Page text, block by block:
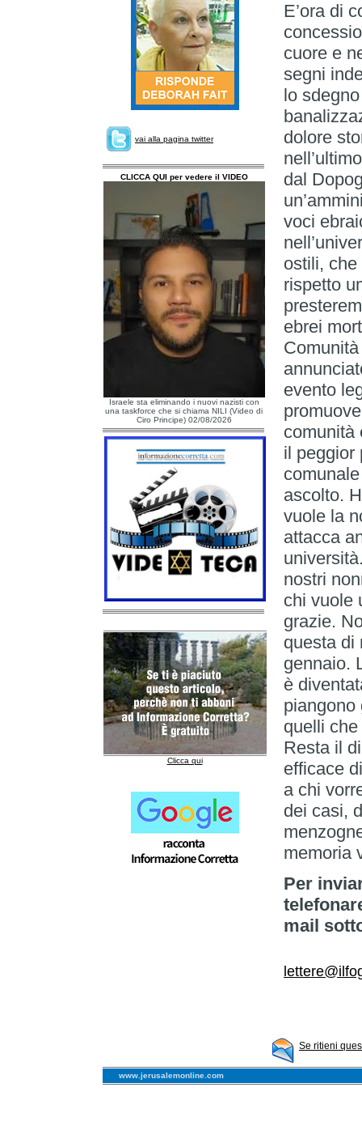
vai alla pagina twitter
CLICCA QUI per vedere il VIDEO
Israele sta eliminando i nuovi nazisti con
una taskforce che si chiama NILI (Video di
Ciro Principe) 02/08/2026
Clicca qui
E’ora di
cuore e
segni
lo
dolore
dal
voci
ostili,
rispetto
ebrei
evento
comunità
il peggior
ascolto.
vuole la
attacca
nostri
chi vuole
grazie.
questa di
gennaio.
è
piangono
quelli
Resta il
efficace
a chi
dei casi,
memoria
Per
mail
Se ritieni
www.jerusalemonline.com